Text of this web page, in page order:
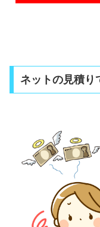
ネットの見積り